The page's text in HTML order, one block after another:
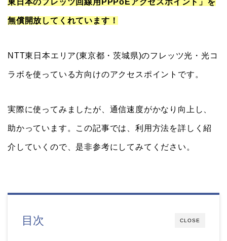
無償開放してくれています！
NTT東日本エリア(東京都・茨城県)のフレッツ光・光コ
ラボを使っている方向けのアクセスポイントです。
実際に使ってみましたが、通信速度がかなり向上し、
助かっています。この記事では、利用方法を詳しく紹
介していくので、是非参考にしてみてください。
CLOSE
目次